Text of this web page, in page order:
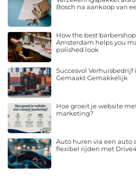
Bosch na aankoop van
How the best barbershop
Amsterdam helps you
polished look
Succesvol
Gemaakt Gemakkelijk
Hoe groeit je website
marketing?
Auto huren via een auto
flexibel rijden met